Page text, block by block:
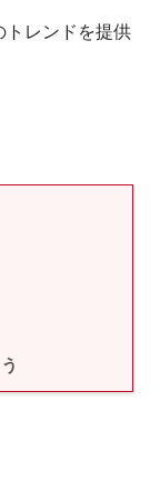
トレンドを提供